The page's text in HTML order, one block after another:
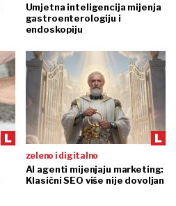
Umjetna inteligencija mijenja
gastroenterologiju i
endoskopiju
zeleno i digitalno
AI agenti mijenjaju marketing:
Klasični SEO više nije dovoljan